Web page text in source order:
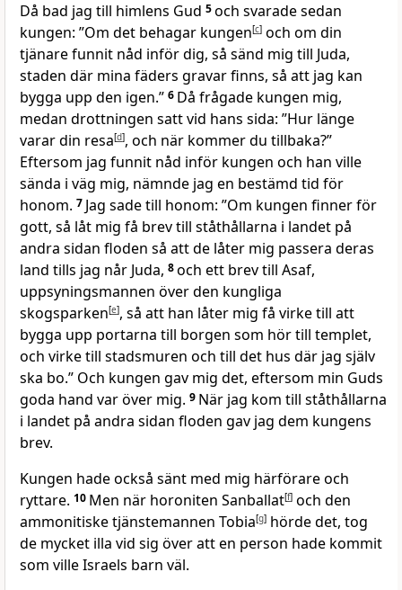
Då bad jag till himlens Gud 5och svarade sedan
kungen: ”Om det behagar kungen[c] och om din
tjänare funnit nåd inför dig, så sänd mig till Juda,
staden där mina fäders gravar finns, så att jag kan
bygga upp den igen.” 6 Då frågade kungen mig,
medan drottningen satt vid hans sida: ”Hur länge
varar din resa[d], och när kommer du tillbaka?”
Eftersom jag funnit nåd inför kungen och han ville
sända i väg mig, nämnde jag en bestämd tid för
honom. 7 Jag sade till honom: ”Om kungen finner för
gott, så låt mig få brev till ståthållarna i landet på
andra sidan floden så att de låter mig passera deras
land tills jag når Juda, 8och ett brev till Asaf,
uppsyningsmannen över den kungliga
skogsparken[e], så att han låter mig få virke till att
bygga upp portarna till borgen som hör till templet,
och virke till stadsmuren och till det hus där jag själv
ska bo.” Och kungen gav mig det, eftersom min Guds
goda hand var över mig. 9 När jag kom till ståthållarna
i landet på andra sidan floden gav jag dem kungens
brev.
Kungen hade också sänt med mig härförare och
ryttare. 10 Men när horoniten Sanballat[f] och den
ammonitiske tjänstemannen Tobia[g] hörde det, tog
de mycket illa vid sig över att en person hade kommit
som ville Israels barn väl.